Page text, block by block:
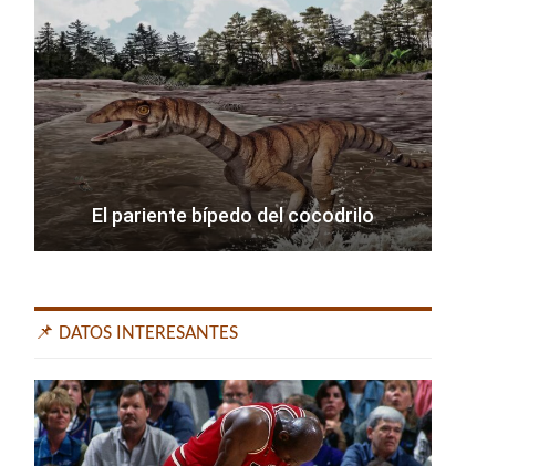
El pariente bípedo del cocodrilo
📌 DATOS INTERESANTES